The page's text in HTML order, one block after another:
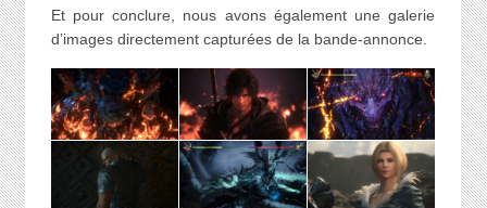
Et pour conclure, nous avons également une galerie
d’images directement capturées de la bande-annonce.